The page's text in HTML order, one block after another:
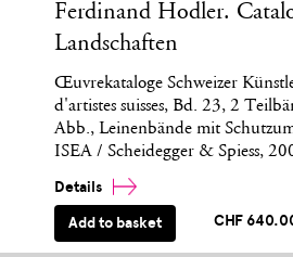
Ferdinand Hodler.
Landschaften
Œuvrekataloge Schweizer
d'artistes suisses, Bd. 23, 2
Abb., Leinenbände mit
ISEA / Scheidegger & Spiess,
Details
Add to basket
CHF